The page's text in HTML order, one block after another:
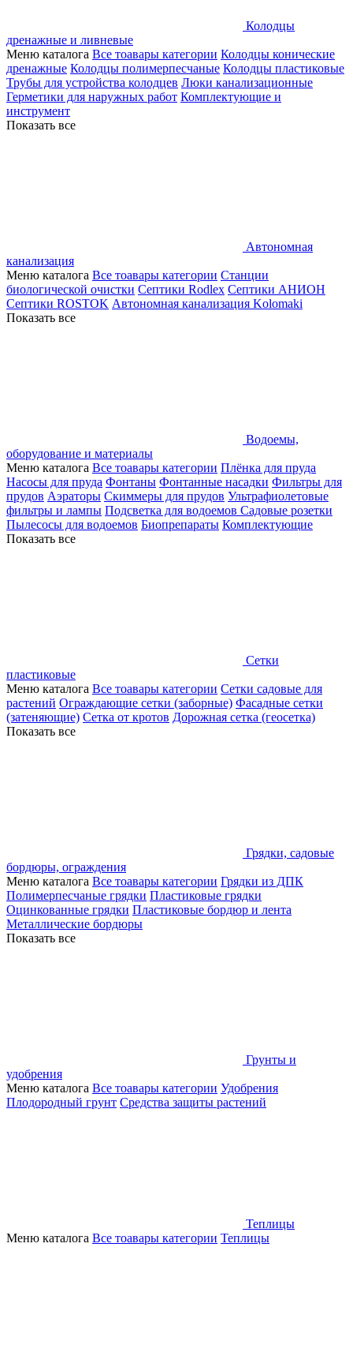
Колодцы
дренажные и ливневые
Меню каталога Все тоавары категории Колодцы конические
дренажные Колодцы полимерпесчаные Колодцы пластиковые
Трубы для устройства колодцев Люки канализационные
Герметики для наружных работ Комплектующие и
инструмент
Показать все
Автономная
канализация
Меню каталога Все тоавары категории Станции
биологической очистки Септики Rodlex Септики АНИОН
Септики ROSTOK Автономная канализация Kolomaki
Показать все
Водоемы,
оборудование и материалы
Меню каталога Все тоавары категории Плёнка для пруда
Насосы для пруда Фонтаны Фонтанные насадки Фильтры для
прудов Аэраторы Скиммеры для прудов Ультрафиолетовые
фильтры и лампы Подсветка для водоемов Садовые розетки
Пылесосы для водоемов Биопрепараты Комплектующие
Показать все
Сетки
пластиковые
Меню каталога Все тоавары категории Сетки садовые для
растений Ограждающие сетки (заборные) Фасадные сетки
(затеняющие) Сетка от кротов Дорожная сетка (геосетка)
Показать все
Грядки, садовые
бордюры, ограждения
Меню каталога Все тоавары категории Грядки из ДПК
Полимерпесчаные грядки Пластиковые грядки
Оцинкованные грядки Пластиковые бордюр и лента
Металлические бордюры
Показать все
Грунты и
удобрения
Меню каталога Все тоавары категории Удобрения
Плодородный грунт Средства защиты растений
Теплицы
Меню каталога Все тоавары категории Теплицы